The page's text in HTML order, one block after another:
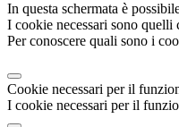
In questa schermata è
I cookie necessari sono
Per conoscere quali sono i
Cookie necessari per il
I cookie necessari per il